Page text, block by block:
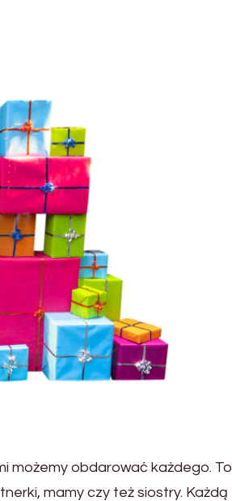
możemy obdarować każdego. To
mamy czy też siostry. Każdą